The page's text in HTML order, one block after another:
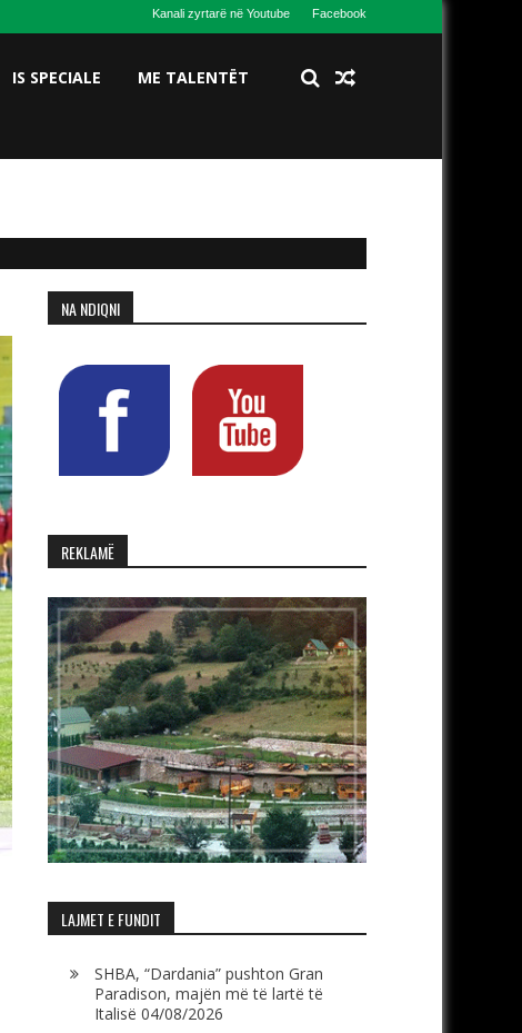
Kanali zyrtarë në Youtube Facebook
IS SPECIALE ME TALENTËT
NA NDIQNI
REKLAMË
LAJMET E FUNDIT
SHBA, “Dardania” pushton Gran
Paradison, majën më të lartë të
Italisë 04/08/2026